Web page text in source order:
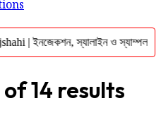
ইনজেকশন, স্যালাইন ও স্যাম্পল
14 results